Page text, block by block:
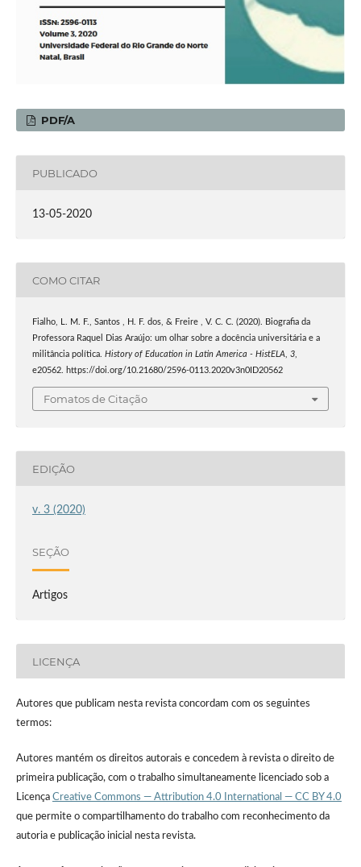
PDF/A
PUBLICADO
13-05-2020
COMO CITAR
Fialho, L. M. F., Santos , H. F. dos, & Freire , V. C. C. (2020). Biografia da
Professora Raquel Dias Araújo: um olhar sobre a docência universitária e a
militância política. History of Education in Latin America - HistELA, 3,
e20562. https://doi.org/10.21680/2596-0113.2020v3n0ID20562
Fomatos de Citação
EDIÇÃO
v. 3 (2020)
SEÇÃO
Artigos
LICENÇA
Autores que publicam nesta revista concordam com os seguintes
termos:
Autores mantém os direitos autorais e concedem à revista o direito de
primeira publicação, com o trabalho simultaneamente licenciado sob a
Licença Creative Commons — Attribution 4.0 International — CC BY 4.0
que permite o compartilhamento do trabalho com reconhecimento da
autoria e publicação inicial nesta revista.